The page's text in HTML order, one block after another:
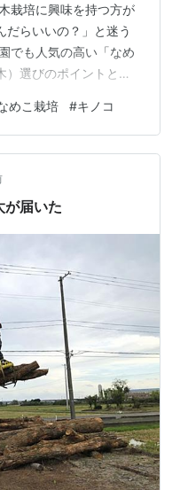
栽培に興味を持つ方が
だらいいの？」と迷う
でも人気の高い「なめ
）選びのポイントと、
培、原木選びが成功の
メコ菌を植え付け、菌
です。原木の質や種類
寿命）に大きく影響
、菌糸が活着しやすい
めこ栽培 #キノコ
が届いた